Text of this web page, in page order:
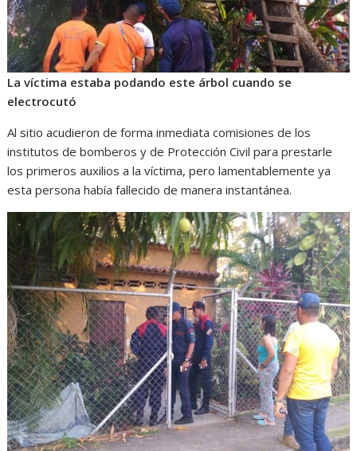
La víctima estaba podando este árbol cuando se
electrocutó
Al sitio acudieron de forma inmediata comisiones de los
institutos de bomberos y de Protección Civil para prestarle
los primeros auxilios a la víctima, pero lamentablemente ya
esta persona había fallecido de manera instantánea.